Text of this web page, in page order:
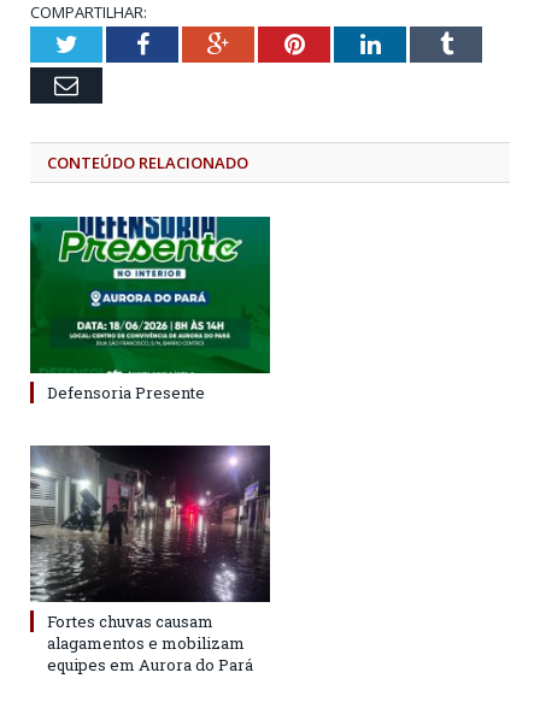
COMPARTILHAR:
TwitterFacebookGoogle+PinterestLinkedInTumblr
Email
CONTEÚDO RELACIONADO
Defensoria Presente
Fortes chuvas causam
alagamentos e mobilizam
equipes em Aurora do Pará